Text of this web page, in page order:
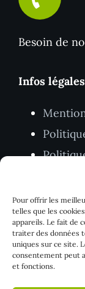
Pour offrir les
telles que les
appareils. Le fait de
traiter des données
uniques sur ce site.
consentement peut
et fonctions.
Besoin de
Infos légales
TVA